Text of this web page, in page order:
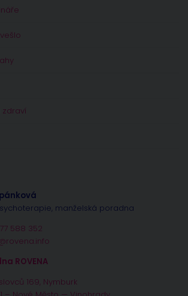
zdraví
manželská poradna
588 352
ROVENA
169, Nymburk